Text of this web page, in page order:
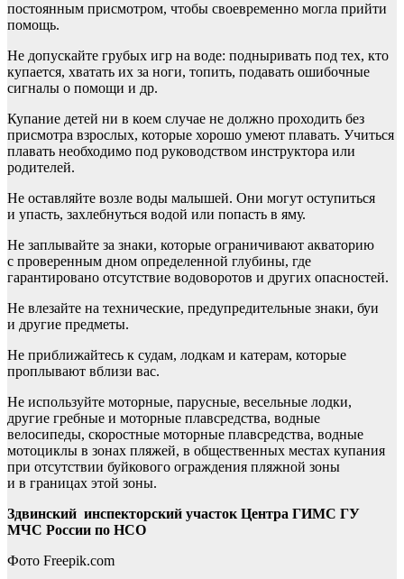
постоянным присмотром, чтобы своевременно могла прийти
помощь.
Не допускайте грубых игр на воде: подныривать под тех, кто
купается, хватать их за ноги, топить, подавать ошибочные
сигналы о помощи и др.
Купание детей ни в коем случае не должно проходить без
присмотра взрослых, которые хорошо умеют плавать. Учиться
плавать необходимо под руководством инструктора или
родителей.
Не оставляйте возле воды малышей. Они могут оступиться
и упасть, захлебнуться водой или попасть в яму.
Не заплывайте за знаки, которые ограничивают акваторию
с проверенным дном определенной глубины, где
гарантировано отсутствие водоворотов и других опасностей.
Не влезайте на технические, предупредительные знаки, буи
и другие предметы.
Не приближайтесь к судам, лодкам и катерам, которые
проплывают вблизи вас.
Не используйте моторные, парусные, весельные лодки,
другие гребные и моторные плавсредства, водные
велосипеды, скоростные моторные плавсредства, водные
мотоциклы в зонах пляжей, в общественных местах купания
при отсутствии буйкового ограждения пляжной зоны
и в границах этой зоны.
Здвинский инспекторский участок Центра ГИМС ГУ
МЧС России по НСО
Фото Freepik.com